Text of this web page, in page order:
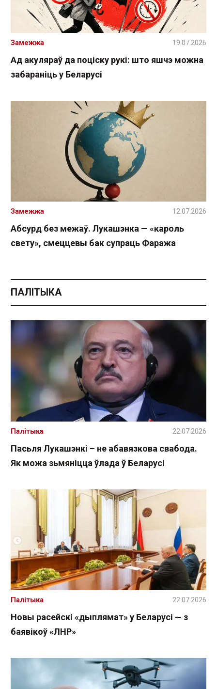
Ад акуляраў да поціску рукі: што яшчэ можна
забараніць у Беларусі
Замежжа 19.07.2026
Абсурд без межаў. Лукашэнка — «кароль
свету», смеццевы бак супраць Фаража
Замежжа 12.07.2026
ПАЛІТЫКА
Пасьля Лукашэнкі – не абавязкова свабода.
Як можа зьмяніцца ўлада ў Беларусі
Палітыка 22.07.2026
Новы расейскі «дыплямат» у Беларусі — з
баявікоў «ЛНР»
Палітыка 22.07.2026